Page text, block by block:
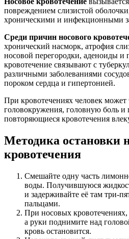
повреждением слизистой
хроническими и инфекционными
Среди причин носового
хронический насморк, атрофия
носовой перегородки, аденоиды и
кровотечение связывают с
различными заболеваниями
пороком сердца и гипертонией.
При кровотечениях человек может
головокружения, головную боль
повторяющиеся кровотечения
Методика остановки
кровотечения
Смешайте одну часть
воды. Получившуюся
и задерживайте её там три-
пальцами.
При носовых
а руки поднимите над
кровь остановится.